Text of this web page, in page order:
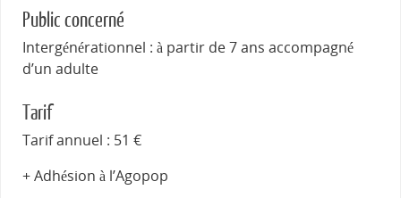
Public concerné
Intergénérationnel : à partir de 7 ans accompagné
d’un adulte
Tarif
Tarif annuel : 51 €
+ Adhésion à l’Agopop